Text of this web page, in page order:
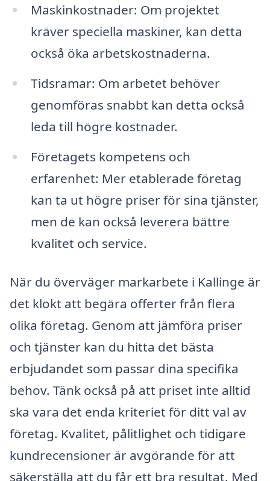
Maskinkostnader: Om projektet
kräver speciella maskiner, kan detta
också öka arbetskostnaderna.
Tidsramar: Om arbetet behöver
genomföras snabbt kan detta också
leda till högre kostnader.
Företagets kompetens och
erfarenhet: Mer etablerade företag
kan ta ut högre priser för sina tjänster,
men de kan också leverera bättre
kvalitet och service.
När du överväger markarbete i Kallinge är
det klokt att begära offerter från flera
olika företag. Genom att jämföra priser
och tjänster kan du hitta det bästa
erbjudandet som passar dina specifika
behov. Tänk också på att priset inte alltid
ska vara det enda kriteriet för ditt val av
företag. Kvalitet, pålitlighet och tidigare
kundrecensioner är avgörande för att
säkerställa att du får ett bra resultat. Med